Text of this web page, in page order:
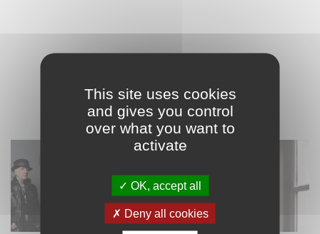
VOIR AUSSI
Artistes
This site uses cookies
and gives you control
over what you want to
activate
OK, accept all
Deny all cookies